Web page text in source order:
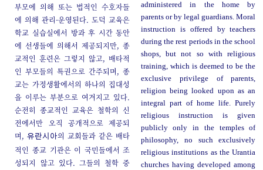
부모에 의해 또는 법적인 수호자들
에 의해 관리-운영된다. 도덕 교육은
학교 실습실에서 방과 후 시간 동안
에 선생들에 의해서 제공되지만, 종
교적인 훈련은 그렇지 않고, 배타적
인 부모들의 특권으로 간주되며, 종
교는 가정생활에서의 하나의 집대성
을 이루는 부분으로 여겨지고 있다.
순전히 종교적인 교육은 철학의 신
전에서만 오직 공개적으로 제공되
며,유란시아의 교회들과 같은 배타
적인 종교 기관은 이 국민들에서 조
성되지 않고 있다. 그들의 철학 중
administered in the home by
parents or by legal guardians. Moral
instruction is offered by teachers
during the rest periods in the school
shops, but not so with religious
training, which is deemed to be the
exclusive privilege of parents,
religion being looked upon as an
integral part of home life. Purely
religious instruction is given
publicly only in the temples of
philosophy, no such exclusively
religious institutions as the Urantia
churches having developed among